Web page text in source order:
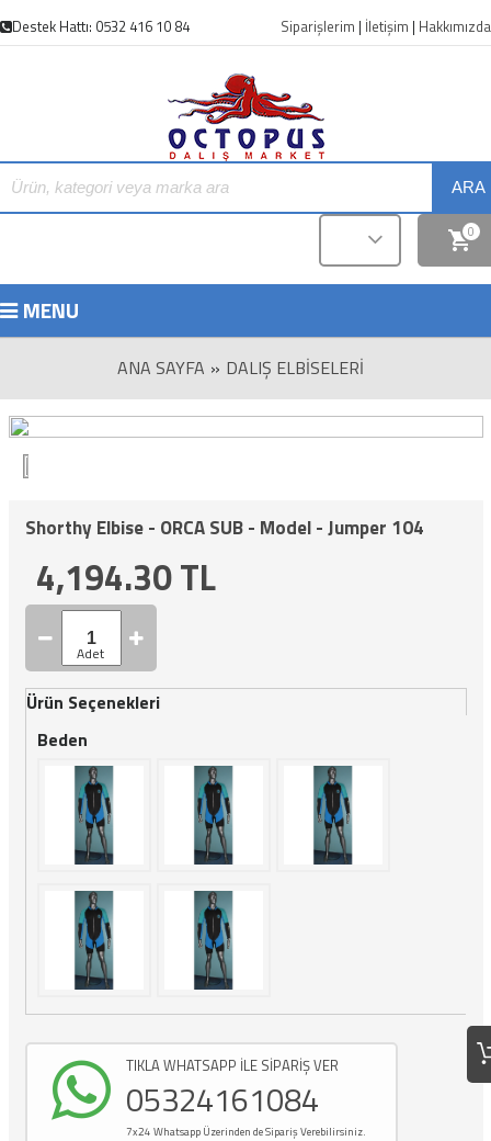
Destek Hattı: 0532 416 10 84 Siparişlerim | İletişim | Hakkımızda
ARA
0
MENU
ANA SAYFA » DALIŞ ELBISELERI
Shorthy Elbise - ORCA SUB - Model - Jumper 104
4,194.30TL
Ürün Seçenekleri
Beden
TIKLA WHATSAPP İLE SİPARİŞ VER
05324161084
7x24 Whatsapp Üzerinden de Sipariş Verebilirsiniz.